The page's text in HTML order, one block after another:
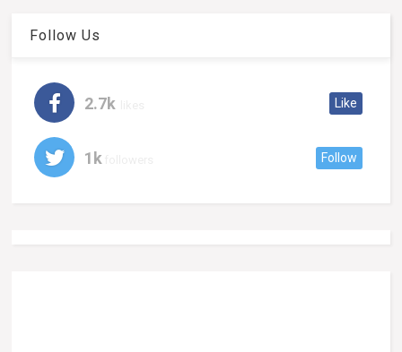
Follow Us
2.7k Like
1k Follow